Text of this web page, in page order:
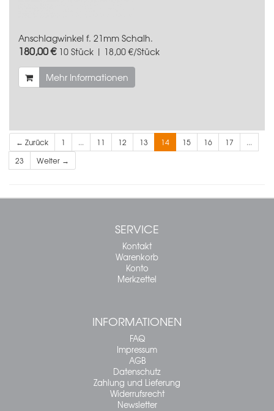
Anschlagwinkel f. 21mm Schalh.
180,00 € 10 Stück | 18,00 €/Stück
Mehr Informationen
← Zurück 1 ... 11 12 13 14 15 16 17
...
23
Weiter →
SERVICE
Kontakt
Warenkorb
Konto
Merkzettel
INFORMATIONEN
FAQ
Impressum
AGB
Datenschutz
Zahlung und Lieferung
Widerrufsrecht
Newsletter